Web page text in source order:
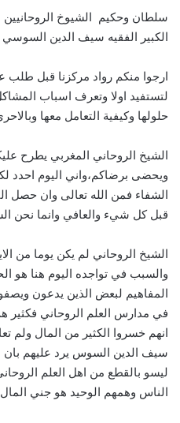
سلطان وحكيم الشيوخ الروحانيين
الكبير الفقيه سيف الدين السوسي
ارجوا منكم رواد مركزنا قبل
لتستفيد اولا وتعرف اسباب
حلولها وكيفية التعامل معها
الشيخ الروحاني المغربي يطرح
ويحضى برضاكم،واني اليوم احدد
الشفاء فمن الله تعالى وان حصل
قبل كل شيء والعافي وانما نحن
الشيخ الروحاني لم يكن يوما من
والسبب في تواجده اليوم هنا هو
المفاهيم لبعض الذين يدعون
في مدارس العلم الروحاني فكثير
انهم خسروا الكثير من المال ولم
سيف الدين السوس يرد عليهم بان
ليسو بالقطع من اهل العلم
الناس وهمهم الوحيد هو جني